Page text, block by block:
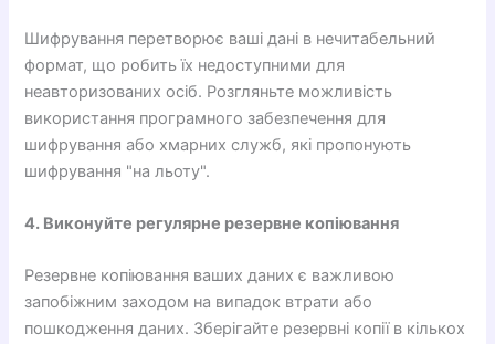
Шифрування перетворює ваші дані в нечитабельний
формат, що робить їх недоступними для
неавторизованих осіб. Розгляньте можливість
використання програмного забезпечення для
шифрування або хмарних служб, які пропонують
шифрування "на льоту".
4. Виконуйте регулярне резервне копіювання
Резервне копіювання ваших даних є важливою
запобіжним заходом на випадок втрати або
пошкодження даних. Зберігайте резервні копії в кількох